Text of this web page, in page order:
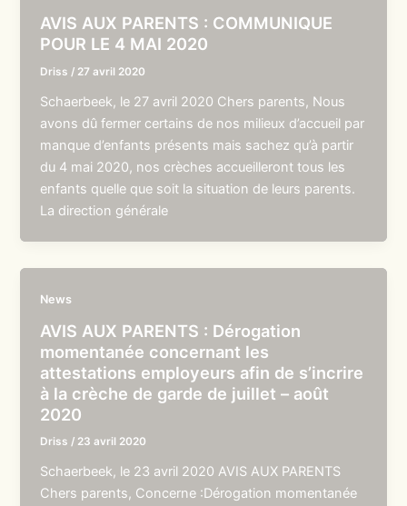
AVIS AUX PARENTS : COMMUNIQUE
POUR LE 4 MAI 2020
Driss / 27 avril 2020
Schaerbeek, le 27 avril 2020 Chers parents, Nous
avons dû fermer certains de nos milieux d’accueil par
manque d’enfants présents mais sachez qu’à partir
du 4 mai 2020, nos crèches accueilleront tous les
enfants quelle que soit la situation de leurs parents.
La direction générale
News
AVIS AUX PARENTS : Dérogation
momentanée concernant les
attestations employeurs afin de s’incrire
à la crèche de garde de juillet – août
2020
Driss / 23 avril 2020
Schaerbeek, le 23 avril 2020 AVIS AUX PARENTS
Chers parents, Concerne :Dérogation momentanée